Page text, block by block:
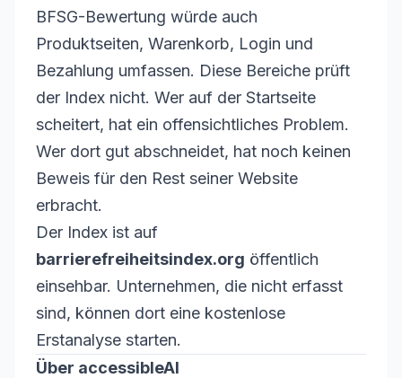
BFSG-Bewertung würde auch
Produktseiten, Warenkorb, Login und
Bezahlung umfassen. Diese Bereiche prüft
der Index nicht. Wer auf der Startseite
scheitert, hat ein offensichtliches Problem.
Wer dort gut abschneidet, hat noch keinen
Beweis für den Rest seiner Website
erbracht.
Der Index ist auf
barrierefreiheitsindex.org öffentlich
einsehbar. Unternehmen, die nicht erfasst
sind, können dort eine kostenlose
Erstanalyse starten.
Über accessibleAI